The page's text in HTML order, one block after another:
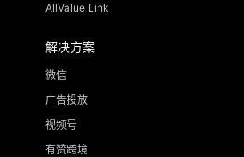
AllValue Link
解决方案
微信
广告投放
视频号
有赞跨境